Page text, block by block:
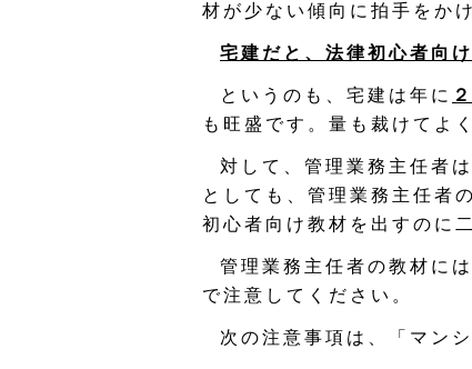
材が少ない傾向に拍手をか
宅建だと、法律初心者向
というのも、宅建は年に
も旺盛です。量も裁けてよ
対して、管理業務主任者は
としても、管理業務主任者
初心者向け教材を出すのに
管理業務主任者の教材に
で注意してください。
次の注意事項は、「マン